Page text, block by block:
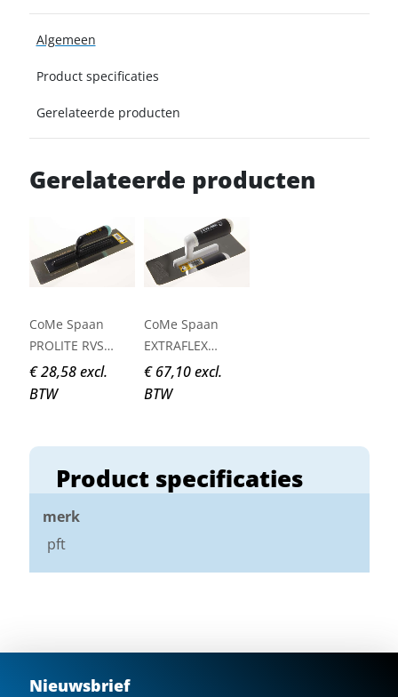
Product specificaties
merk
pft
Algemeen
Product specificaties
Gerelateerde producten
Gerelateerde producten
CoMe Spaan
PROLITE RVS
360x110x0,3mm
€ 28,58 excl.
BTW
CoMe Spaan
EXTRAFLEX
BIANKO
240x100x0,3
€ 67,10 excl.
BTW
Nieuwsbrief